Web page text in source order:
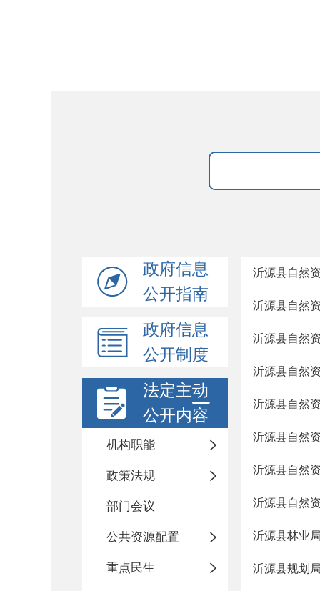
政府信息
公开指南
政府信息
公开制度
法定主动
公开内容
机构职能
政策法规
部门会议
公共资源配置
重点民生
沂源县自然
沂源县自然
沂源县自然
沂源县自然
沂源县自然
沂源县自然
沂源县自然
沂源县自然
沂源县林业
沂源县规划